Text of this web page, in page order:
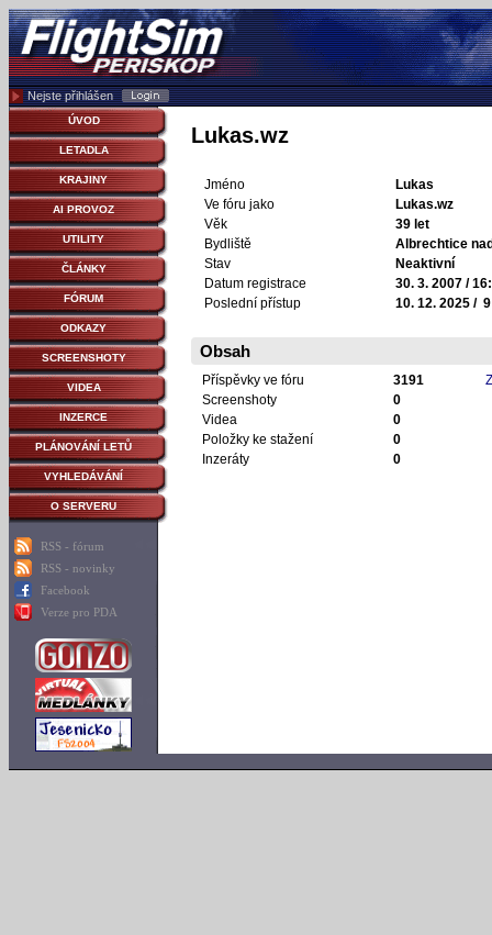
Nejste přihlášen
ÚVOD
LETADLA
KRAJINY
AI PROVOZ
UTILITY
ČLÁNKY
FÓRUM
ODKAZY
SCREENSHOTY
VIDEA
INZERCE
PLÁNOVÁNÍ LETŮ
VYHLEDÁVÁNÍ
O SERVERU
RSS - fórum
RSS - novinky
Facebook
Verze pro PDA
Lukas.wz
Jméno
Lukas
Ve fóru jako
Lukas.wz
Věk
39 let
Bydliště
Albrechtice
Stav
Neaktivní
Datum registrace
30. 3. 2007 /
Poslední přístup
10. 12. 2025 /
Obsah
Příspěvky ve fóru 3191
Screenshoty
0
Videa
0
Položky ke stažení
0
Inzeráty
0